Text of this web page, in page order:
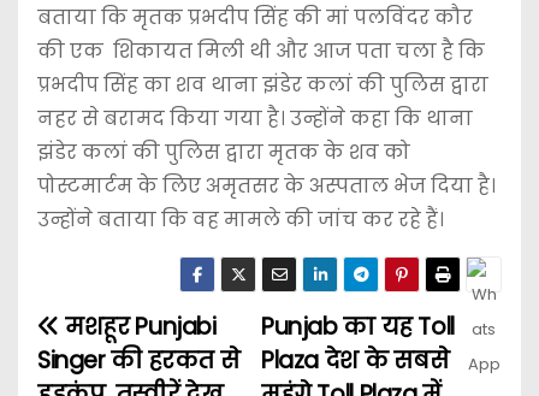
बताया कि मृतक प्रभदीप सिंह की मां पलविंदर कौर
की एक शिकायत मिली थी और आज पता चला है कि
प्रभदीप सिंह का शव थाना झंडेर कलां की पुलिस द्वारा
नहर से बरामद किया गया है। उन्होंने कहा कि थाना
झंडेर कलां की पुलिस द्वारा मृतक के शव को
पोस्टमार्टम के लिए अमृतसर के अस्पताल भेज दिया है।
उन्होंने बताया कि वह मामले की जांच कर रहे हैं।
Punjab का यह Toll
Plaza देश के सबसे
मशहूर Punjabi
Singer की हरकत से